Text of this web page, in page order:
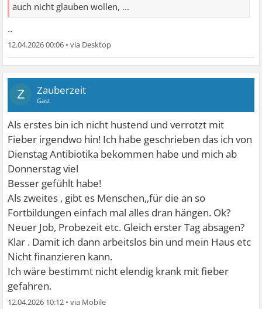
auch nicht glauben wollen, ...
..
12.04.2026 00:06 •
Z Zauberzeit
Gast
Als erstes bin ich nicht hustend und verrotzt mit
Fieber irgendwo hin! Ich habe geschrieben das ich von
Dienstag Antibiotika bekommen habe und mich ab
Donnerstag viel
Besser gefühlt habe!
Als zweites , gibt es Menschen,‚für die an so
Fortbildungen einfach mal alles dran hängen. Ok?
Neuer Job, Probezeit etc. Gleich erster Tag absagen?
Klar . Damit ich dann arbeitslos bin und mein Haus etc
Nicht finanzieren kann.
Ich wäre bestimmt nicht elendig krank mit fieber
gefahren.
12.04.2026 10:12 •